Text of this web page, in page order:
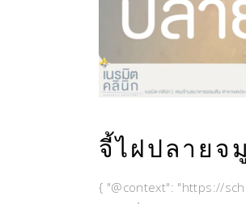
จี้ไฝปลายจ
{ "@context": "https://